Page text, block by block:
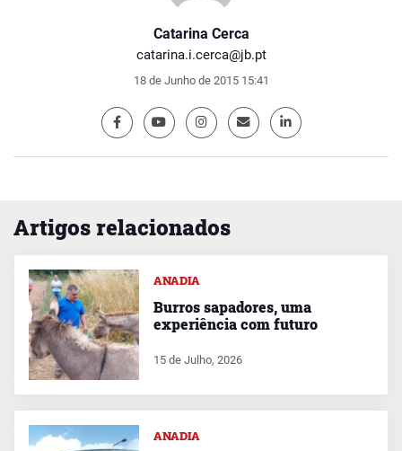
Catarina Cerca
catarina.i.cerca@jb.pt
18 de Junho de 2015 15:41
Artigos relacionados
ANADIA
Burros sapadores, uma
experiência com futuro
15 de Julho, 2026
ANADIA